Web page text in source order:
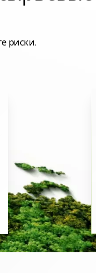
риски.